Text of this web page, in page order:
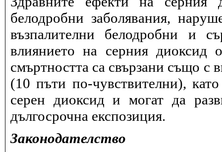
белодробни заболявания,
възпалителни белодробни и
влиянието на серния диоксид
смъртността са свързани също с
(10 пъти по-чувствителни),
серен диоксид и могат да
дългосрочна експозиция.
Законодателство